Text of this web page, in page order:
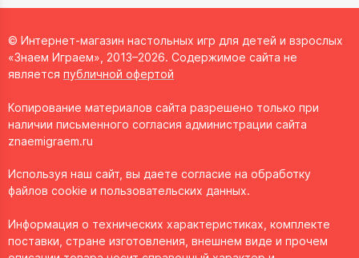
© Интернет-магазин настольных игр для детей и взрослых
«Знаем Играем», 2013–2026. Содержимое сайта не
является публичной офертой
Копирование материалов сайта разрешено только при
наличии письменного согласия администрации сайта
znaemigraem.ru
Используя наш сайт, вы даете согласие на обработку
файлов cookie и пользовательских данных.
Информация о технических характеристиках, комплекте
поставки, стране изготовления, внешнем виде и прочем